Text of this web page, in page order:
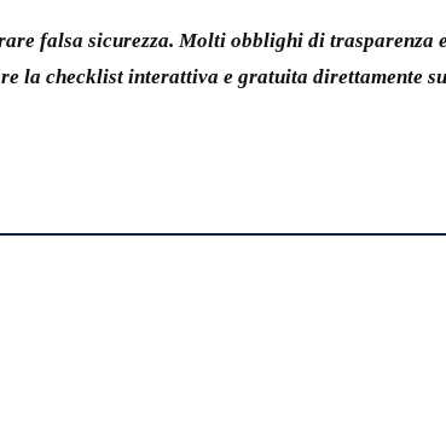
falsa sicurezza. Molti obblighi di trasparenza
la checklist interattiva e gratuita direttamente su